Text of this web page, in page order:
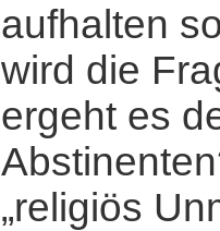
aufhalten
wird die
ergeht es
„religiös